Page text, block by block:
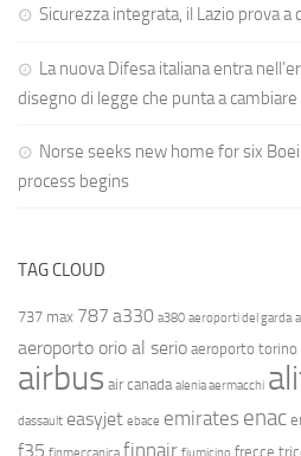
Sicurezza integrata, il Lazio prova
La nuova Difesa italiana entra
disegno di legge che punta a
Norse seeks new home for six
process begins
TAG CLOUD
737 max 787 a330 a380 aeroporti del garda
aeroporto orio al serio aeroporto torino
airbus air canada alenia aermacchi
dassault easyjet ebace emirates enac
f35 finnair frecce